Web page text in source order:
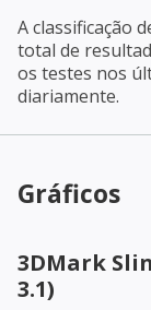
A classificação
total de
os testes nos
diariamente.
Gráficos
3DMark
3.1)